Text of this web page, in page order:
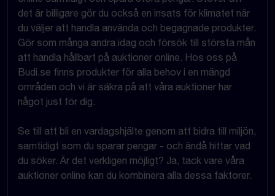
det är billigare gör du också en insats för klimatet när
du väljer att handla använda och begagnade produkter.
Gör som många andra idag och försök till största mån
att handla hållbart på auktioner online. Hos oss på
Budi.se finns produkter för alla behov i en mängd
områden och vi är säkra på att våra auktioner har
något just för dig.
Se till att bli en vardagshjälte genom att bidra till miljön,
samtidigt som du sparar pengar - och ändå hittar vad
du söker. Är det verkligen möjligt? Ja, tack vare våra
auktioner online kan du kombinera alla dessa faktorer.